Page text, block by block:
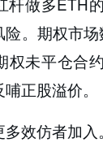
。期权市
权未平仓合
正股溢价。
效仿者加入。